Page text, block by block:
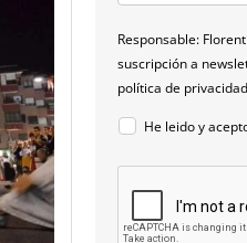
Responsable:
suscripción a
política de
He leido y